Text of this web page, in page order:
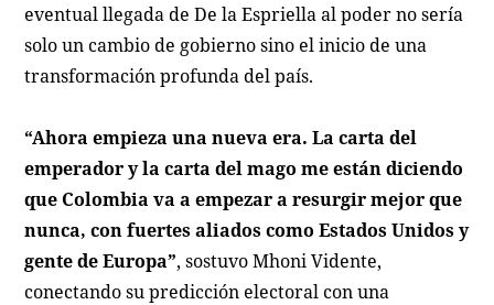
eventual llegada de De la Espriella al poder no sería
solo un cambio de gobierno sino el inicio de una
transformación profunda del país.
“Ahora empieza una nueva era. La carta del
emperador y la carta del mago me están diciendo
que Colombia va a empezar a resurgir mejor que
nunca, con fuertes aliados como Estados Unidos y
gente de Europa”, sostuvo Mhoni Vidente,
conectando su predicción electoral con una